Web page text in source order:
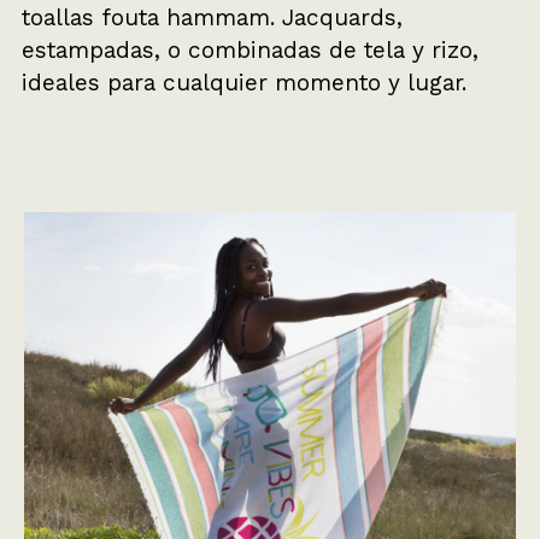
toallas fouta hammam. Jacquards,
estampadas, o combinadas de tela y rizo,
ideales para cualquier momento y lugar.